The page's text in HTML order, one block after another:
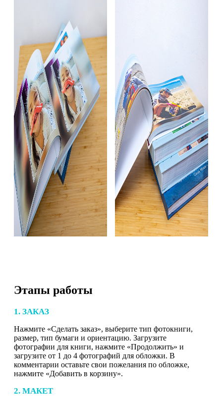
Этапы работы
1. ЗАКАЗ
Нажмите «Сделать заказ», выберите тип фотокниги,
размер, тип бумаги и ориентацию. Загрузите
фотографии для книги, нажмите «Продолжить» и
загрузите от 1 до 4 фотографий для обложки. В
комментарии оставьте свои пожелания по обложке,
нажмите «Добавить в корзину».
2. МАКЕТ